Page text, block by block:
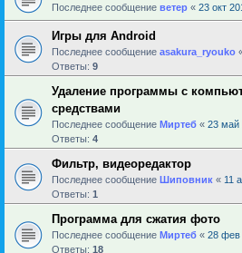
Последнее сообщение ветер « 23 окт
Игры для Android
Последнее сообщение asakura_ryouko
Ответы: 9
Удаление программы с
средствами
Последнее сообщение Миртеб « 23 май
Ответы: 4
Фильтр, видеоредактор
Последнее сообщение Шиповник « 11
Ответы: 1
Программа для сжатия фото
Последнее сообщение Миртеб « 28 фев
Ответы: 18